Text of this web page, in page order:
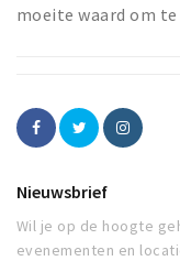
moeite waard om
Nieuwsbrief
Wil je op de hoogte
evenementen en